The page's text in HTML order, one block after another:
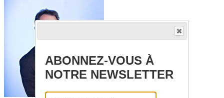
ABONNEZ-VOUS À
NOTRE NEWSLETTER